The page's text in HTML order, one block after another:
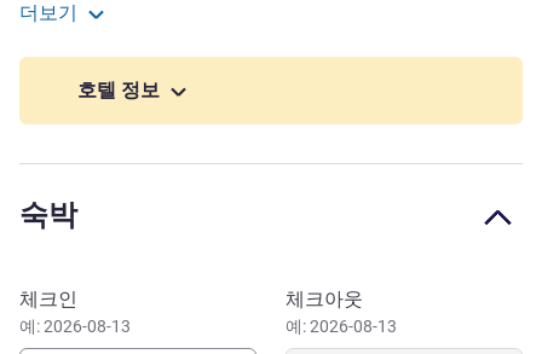
두 갖춰져 있습니다: 주방, 욕실, 해외 TV 채널 및 WIFI. *여름
철에는 필요에 따라 에어컨을 이용할 수 있습니다.
아파트먼트 호텔 아다지오 파리 오페라는 파리 9구에 이상
역에서 도보로 몇 분 거리에 있습니다. 주방이 갖춰진 현대
운영되는 프런트 데스크, 인근 주차장. 도시 여행, 출장 또는
오페라에서 바라보는 파리: 오스만 양식의 건축물, 고급 부
더보기
호텔 정보
숙박
이 호텔 예약하기
체크인
예: 2026-08-13
체크아웃
예: 2026-08-13